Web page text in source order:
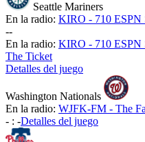
Seattle Mariners
En la radio: KIRO - 710 ESPN
--
En la radio: KIRO - 710 ESPN
The Ticket
Detalles del juego
Washington Nationals
En la radio: WJFK-FM - The
- : -Detalles del juego